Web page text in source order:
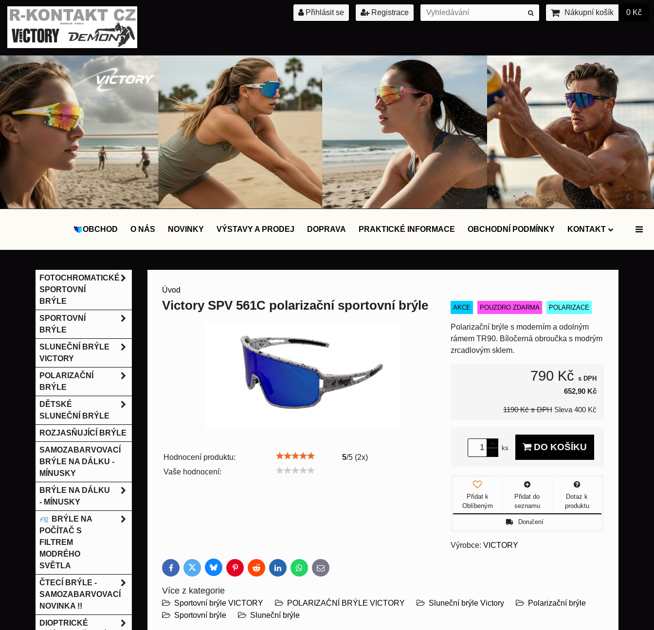
Přihlásit se Registrace Nákupní košík 0 Kč
OBCHOD O NÁS NOVINKY VÝSTAVY A PRODEJ DOPRAVA PRAKTICKÉ INFORMACE OBCHODNÍ PODMÍNKY KONTAKT
Úvod
Victory SPV 561C polarizační sportovní brýle
Hodnocení produktu: 5/5 (2x)
Vaše hodnocení:
AKCE POUZDRO ZDARMA POLARIZACE
Polarizační brýle s moderním a odolným
rámem TR90. Bíločerná obroučka s modrým
zrcadlovým sklem.
790 Kč s DPH
652,90 Kč
1190 Kč s DPH Sleva 400 Kč
ks DO KOŠÍKU
Přidat k
Oblíbeným
Přidat do
seznamu
Dotaz k
produktu
Doručení
Výrobce: VICTORY
FacebookTwitter BlueskyPinterestReddit LinkedInWhatsApp
E-
mail
Více z kategorie
Sportovní brýle VICTORY POLARIZAČNÍ BRÝLE VICTORY Sluneční brýle Victory
Polarizační brýle
Sportovní brýle
Sluneční brýle
FOTOCHROMATICKÉ
SPORTOVNÍ
BRÝLE
SPORTOVNÍ
BRÝLE
SLUNEČNÍ BRÝLE
VICTORY
POLARIZAČNÍ
BRÝLE
DĚTSKÉ
SLUNEČNÍ BRÝLE
ROZJASŇUJÍCÍ BRÝLE
SAMOZABARVOVACÍ
BRÝLE NA DÁLKU -
MÍNUSKY
BRÝLE NA DÁLKU
- MÍNUSKY
BRÝLE NA
POČÍTAČ S
FILTREM
MODRÉHO
SVĚTLA
ČTECÍ BRÝLE -
SAMOZABARVOVACÍ
NOVINKA !!
DIOPTRICKÉ